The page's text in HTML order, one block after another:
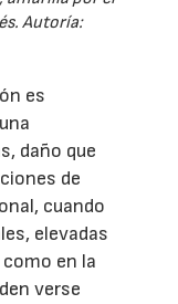
Autoría:
es
daño que
de
cuando
elevadas
en la
verse